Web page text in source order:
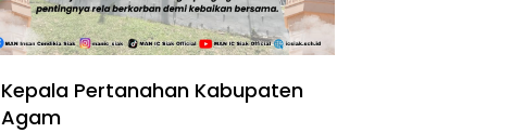
Kepala Pertanahan Kabupaten
Agam